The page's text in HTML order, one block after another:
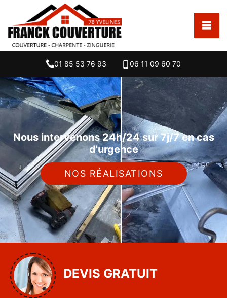
01 85 53 76 93 06 11 09 60 70
Nous intervenons 24h/24 sur 7j/7 en cas
d'urgence
NOS RÉALISATIONS
DEVIS GRATUIT